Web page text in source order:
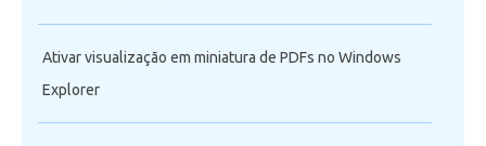
Ativar visualização em miniatura de PDFs no Windows
Explorer